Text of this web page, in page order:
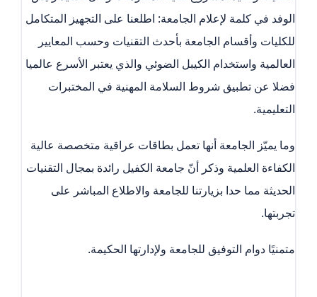
الوفد في كلمة لإعلام الجامعة: اطلعنا على التجهيز المتكامل
للكليات وأقسام الجامعة بأحدث التقنيات وحسب المعايير
العالمية واستخدام الكيبل الضوئي والذي يعتبر الأسرع عالميا
فضلا عن تطبيق شروط السلامة المهنية في المختبرات
التعليمية.
وما يميّز الجامعة أنها تعمل بطاقات عراقية متخصصة عالية
الكفاءة العلمية وذكر أنّ جامعة الكفيل رائدة بمجال التقنيات
الحديثة مما حدا بزيارتنا للجامعة والاطلاع المباشر على
تجربتها.
متمنيًا دوام التوفيق للجامعة ولإدارتها الحكيمة.